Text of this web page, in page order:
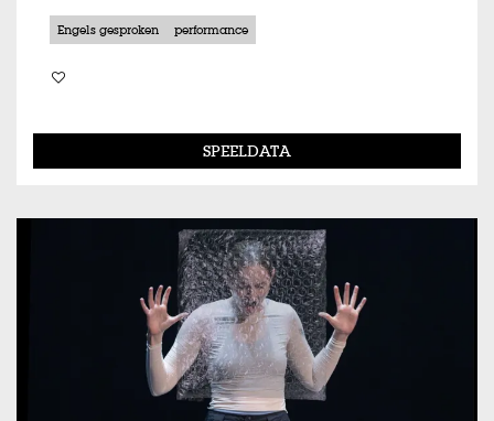
Engels gesproken performance
SPEELDATA